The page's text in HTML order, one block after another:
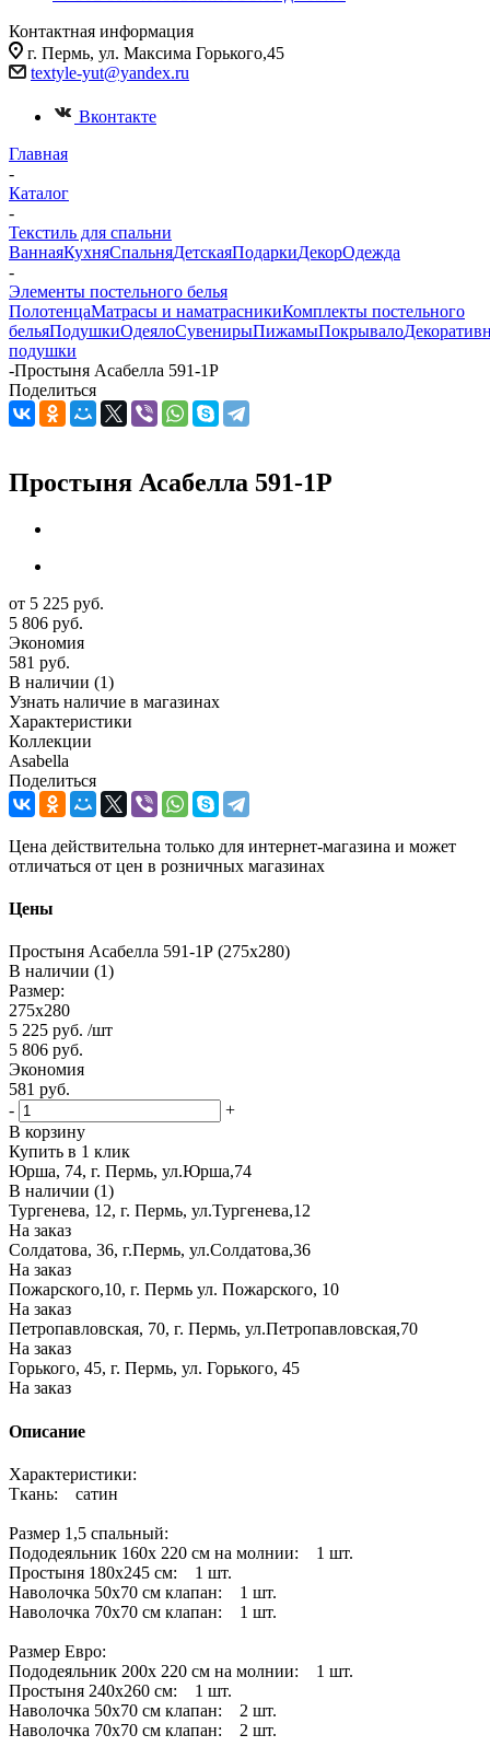
Контактная информация
г. Пермь, ул. Максима Горького,45
textyle-yut@yandex.ru
Вконтакте
Главная
-
Каталог
-
Текстиль для спальни
ВаннаяКухняСпальняДетскаяПодаркиДекорОдежда
-
Элементы постельного белья
ПолотенцаМатрасы и наматрасникиКомплекты постельного
бельяПодушкиОдеялоСувенирыПижамыПокрывало
подушки
-Простыня Асабелла 591-1Р
Поделиться
Простыня Асабелла 591-1Р
от 5 225 руб.
5 806 руб.
Экономия
581 руб.
В наличии (1)
Узнать наличие в магазинах
Характеристики
Коллекции
Asabella
Поделиться
Цена действительна только для интернет-магазина и может
отличаться от цен в розничных магазинах
Цены
Простыня Асабелла 591-1Р (275х280)
В наличии (1)
Размер:
275х280
5 225 руб. /шт
5 806 руб.
Экономия
581 руб.
-
+
В корзину
Купить в 1 клик
Юрша, 74, г. Пермь, ул.Юрша,74
В наличии (1)
Тургенева, 12, г. Пермь, ул.Тургенева,12
На заказ
Солдатова, 36, г.Пермь, ул.Солдатова,36
На заказ
Пожарского,10, г. Пермь ул. Пожарского, 10
На заказ
Петропавловская, 70, г. Пермь, ул.Петропавловская,70
На заказ
Горького, 45, г. Пермь, ул. Горького, 45
На заказ
Описание
Характеристики:
Ткань: сатин
Размер 1,5 спальный:
Пододеяльник 160х 220 см на молнии: 1 шт.
Простыня 180х245 см: 1 шт.
Наволочка 50х70 см клапан: 1 шт.
Наволочка 70х70 см клапан: 1 шт.
Размер Евро:
Пододеяльник 200х 220 см на молнии: 1 шт.
Простыня 240х260 см: 1 шт.
Наволочка 50х70 см клапан: 2 шт.
Наволочка 70х70 см клапан: 2 шт.